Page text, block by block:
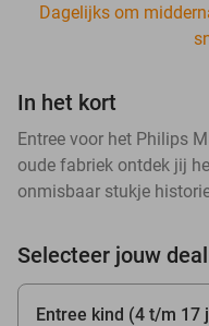
Dagelijks om
In het kort
Entree voor het Philips
oude fabriek ontdek jij
onmisbaar stukje
Selecteer jouw deal
Entree kind (4 t/m 17